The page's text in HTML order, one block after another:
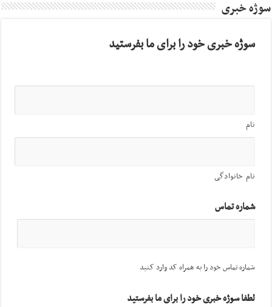
سوژه خبری
سوژه خبری خود را برای ما بفرستید
نام
نام خانوادگی
شماره تماس
شماره تماس خود را به همراه کد وارد کنید
لطفا سوژه خبری خود را برای ما بفرستید